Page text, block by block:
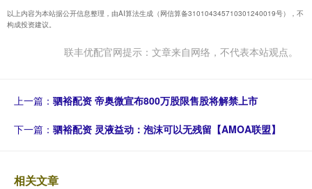
以上内容为本站据公开信息整理，由AI算法生成（网信算备310104345710301240019号），不
构成投资建议。
联丰优配官网提示：文章来自网络，不代表本站观点。
上一篇： 驷裕配资 帝奥微宣布800万股限售股将解禁上市
下一篇： 驷裕配资 灵液益动：泡沫可以无残留【AMOA联盟】
相关文章